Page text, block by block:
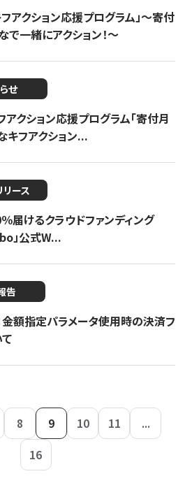
アクション応援プログラム」〜寄付
で一緒にアクション！〜
せ
アクション応援プログラム「寄付月
キフアクション...
リース
届けるクラウドファンディング
」公式W...
告
金額指定パラメータ使用時の決済フ
8 9 10 11
...
16